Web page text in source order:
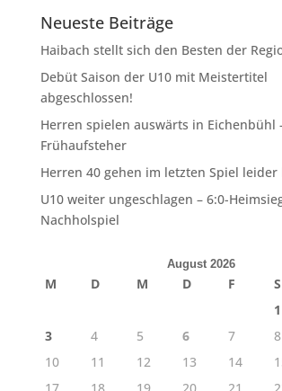
Neueste Beiträge
Haibach stellt sich den Besten der
Debüt Saison der U10 mit Meistertitel
abgeschlossen!
Herren spielen auswärts in Eichenbühl
Frühaufsteher
Herren 40 gehen im letzten Spiel leider
U10 weiter ungeschlagen – 6:0-
Nachholspiel
August 2026
M D M D F S
1
3
4 5 6 7 8
10
11 12 13 14